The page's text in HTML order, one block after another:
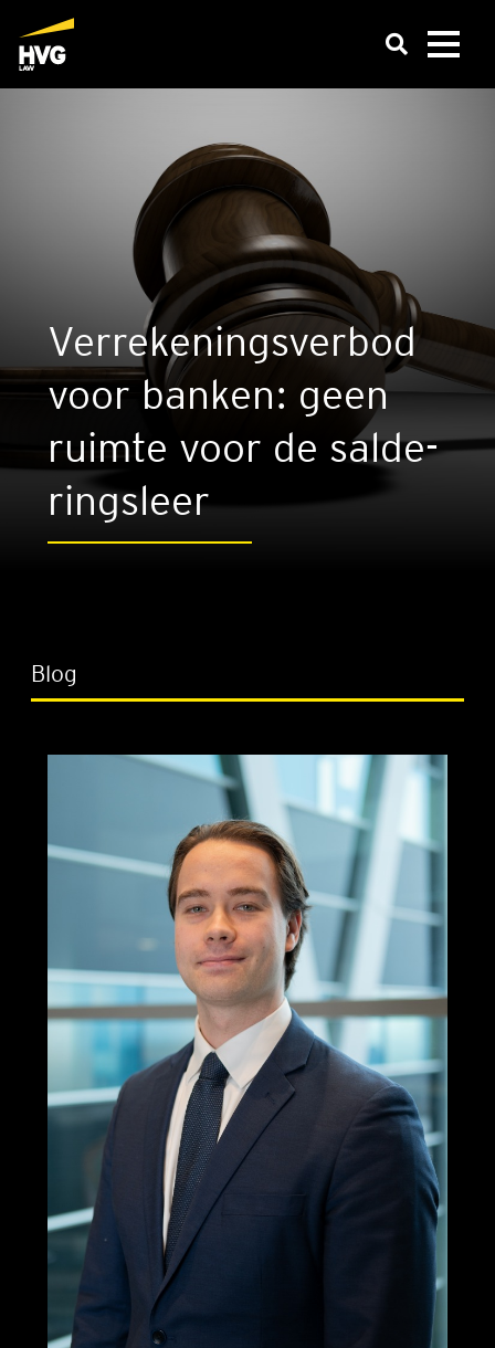
Ver­re­ke­nings­ver­bod
voor ban­ken: geen
ruim­te voor de sal­de­
rings­leer
Blog